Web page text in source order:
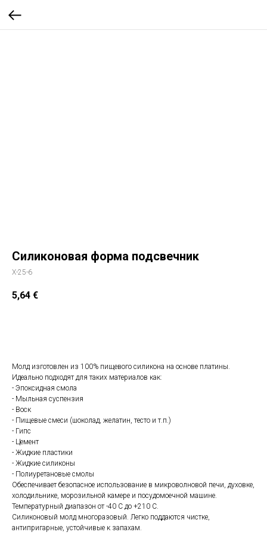
Силиконовая форма подсвечник
X-25-6
5,64 €
Молд изготовлен из 100% пищевого силикона на основе платины.
Идеально подходят для таких материалов как:
- Эпоксидная смола
- Мыльная суспензия
- Воск
- Пищевые смеси (шоколад, желатин, тесто и т.п.)
- Гипс
- Цемент
- Жидкие пластики
- Жидкие силиконы
- Полиуретановые смолы
Обеспечивает безопасное использование в микроволновой печи, духовке,
холодильнике, морозильной камере и посудомоечной машине.
Температурный диапазон от -40 С до +210 С.
Силиконовый молд многоразовый. Легко поддаются чистке,
антипригарные, устойчивые к запахам.